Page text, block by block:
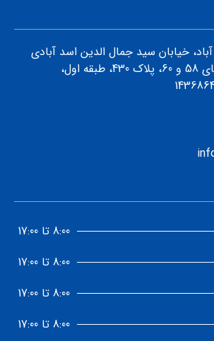
خیابان سید جمال الدین اسد آبادی
بین خیابان های 58 و 60، پلاک 430، طبقه اول،
8:00 تا 17:00
8:00 تا 17:00
8:00 تا 17:00
8:00 تا 17:00